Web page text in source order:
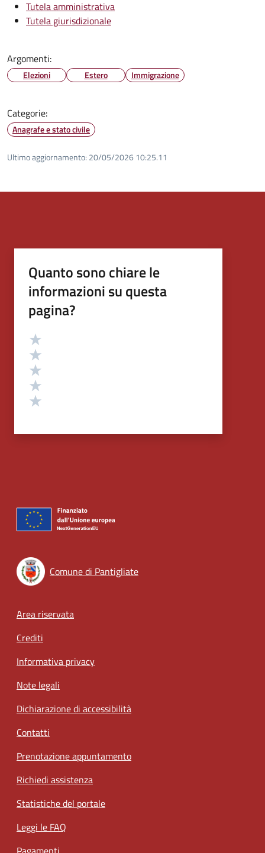
Tutela amministrativa
Tutela giurisdizionale
Argomenti:
Elezioni Estero Immigrazione
Categorie:
Anagrafe e stato civile
Ultimo aggiornamento: 20/05/2026 10:25.11
Quanto sono chiare le
informazioni su questa
pagina?
Valutazione
Comune di Pantigliate
Footer menu
Area riservata
Crediti
Informativa privacy
Note legali
Dichiarazione di accessibilità
Contatti
Prenotazione appuntamento
Richiedi assistenza
Statistiche del portale
Leggi le FAQ